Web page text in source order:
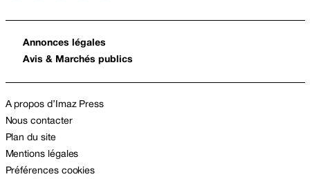
Annonces légales
Avis & Marchés publics
A propos d’Imaz Press
Nous contacter
Plan du site
Mentions légales
Préférences cookies